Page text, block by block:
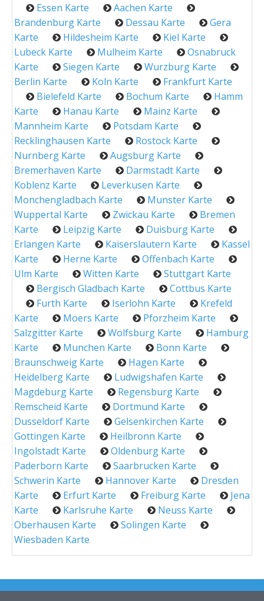
Essen Karte
Aachen Karte
Brandenburg Karte
Dessau Karte
Gera
Karte
Hildesheim Karte
Kiel Karte
Lubeck Karte
Mulheim Karte
Osnabruck
Karte
Siegen Karte
Wurzburg Karte
Berlin Karte
Koln Karte
Frankfurt Karte
Bielefeld Karte
Bochum Karte
Hamm
Karte
Hanau Karte
Mainz Karte
Mannheim Karte
Potsdam Karte
Recklinghausen Karte
Rostock Karte
Nurnberg Karte
Augsburg Karte
Bremerhaven Karte
Darmstadt Karte
Koblenz Karte
Leverkusen Karte
Monchengladbach Karte
Munster Karte
Wuppertal Karte
Zwickau Karte
Bremen
Karte
Leipzig Karte
Duisburg Karte
Erlangen Karte
Kaiserslautern Karte
Kassel
Karte
Herne Karte
Offenbach Karte
Ulm Karte
Witten Karte
Stuttgart Karte
Bergisch Gladbach Karte
Cottbus Karte
Furth Karte
Iserlohn Karte
Krefeld
Karte
Moers Karte
Pforzheim Karte
Salzgitter Karte
Wolfsburg Karte
Hamburg
Karte
Munchen Karte
Bonn Karte
Braunschweig Karte
Hagen Karte
Heidelberg Karte
Ludwigshafen Karte
Magdeburg Karte
Regensburg Karte
Remscheid Karte
Dortmund Karte
Dusseldorf Karte
Gelsenkirchen Karte
Gottingen Karte
Heilbronn Karte
Ingolstadt Karte
Oldenburg Karte
Paderborn Karte
Saarbrucken Karte
Schwerin Karte
Hannover Karte
Dresden
Karte
Erfurt Karte Freiburg Karte
Jena
Karte
Karlsruhe Karte
Neuss Karte
Oberhausen Karte
Solingen Karte
Wiesbaden Karte